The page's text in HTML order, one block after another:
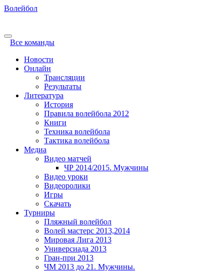
Волейбол
Все команды
Новости
Онлайн
Трансляции
Результаты
Литература
История
Правила волейбола 2012
Книги
Техника волейбола
Тактика волейбола
Медиа
Видео матчей
ЧР 2014/2015. Мужчины
Видео уроки
Видеоролики
Игры
Скачать
Турниры
Пляжный волейбол
Волей мастерс 2013,2014
Мировая Лига 2013
Универсиада 2013
Гран-при 2013
ЧМ 2013 до 21. Мужчины.